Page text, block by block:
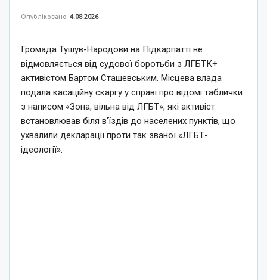
Опубліковано 4.08.2026
Громада Тушув-Народови на Підкарпатті не
відмовляється від судової боротьби з ЛГБТК+
активістом Бартом Сташевським. Місцева влада
подала касаційну скаргу у справі про відомі таблички
з написом «Зона, вільна від ЛГБТ», які активіст
встановлював біля в’їздів до населених пунктів, що
ухвалили декларації проти так званої «ЛГБТ-
ідеології».